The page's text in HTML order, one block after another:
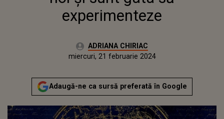
experimenteze
Autor:ADRIANA CHIRIAC
Publicat:
miercuri, 21 februarie 2024
Adaugă-ne ca sursă preferată în Google